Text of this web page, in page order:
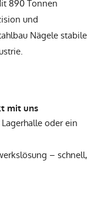
890 Tonnen
und
Nägele stabile
mit uns
oder ein
– schnell,